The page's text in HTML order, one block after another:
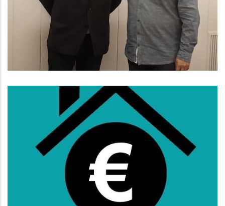
El Delegat Del Govern
Altres
Oberta La Convocatòria De
Subvencions Al Lloguer Per A
L'any 2025
S. socials